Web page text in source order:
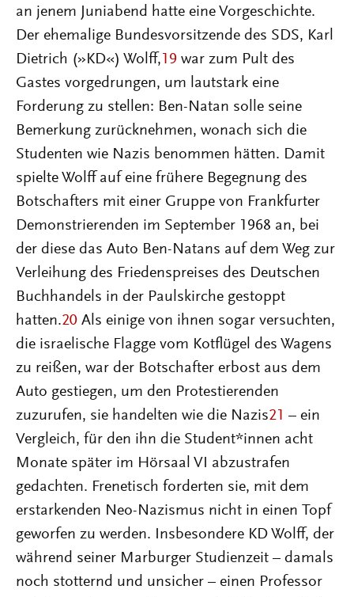
an jenem Juniabend hatte eine Vorgeschichte.
Der ehemalige Bundesvorsitzende des SDS, Karl
Dietrich (»KD«) Wolff, 19 war zum Pult des
Gastes vorgedrungen, um lautstark eine
Forderung zu stellen: Ben-Natan solle seine
Bemerkung zurücknehmen, wonach sich die
Studenten wie Nazis benommen hätten. Damit
spielte Wolff auf eine frühere Begegnung des
Botschafters mit einer Gruppe von Frankfurter
Demonstrierenden im September 1968 an, bei
der diese das Auto Ben-Natans auf dem Weg zur
Verleihung des Friedenspreises des Deutschen
Buchhandels in der Paulskirche gestoppt
hatten.20 Als einige von ihnen sogar versuchten,
die israelische Flagge vom Kotflügel des Wagens
zu reißen, war der Botschafter erbost aus dem
Auto gestiegen, um den Protestierenden
zuzurufen, sie handelten wie die Nazis21 – ein
Vergleich, für den ihn die Student*innen acht
Monate später im Hörsaal VI abzustrafen
gedachten. Frenetisch forderten sie, mit dem
erstarkenden Neo-Nazismus nicht in einen Topf
geworfen zu werden. Insbesondere KD Wolff, der
während seiner Marburger Studienzeit – damals
noch stotternd und unsicher – einen Professor